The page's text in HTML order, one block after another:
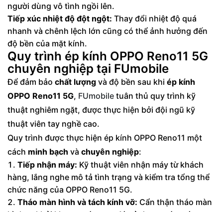
người dùng vô tình ngồi lên.
Tiếp xúc nhiệt độ đột ngột: Thay đổi nhiệt độ quá
nhanh và chênh lệch lớn cũng có thể ảnh hưởng đến
độ bền của mặt kính.
Quy trình ép kính OPPO Reno11 5G
chuyên nghiệp tại FUmobile
Để đảm bảo chất lượng và độ bền sau khi ép kính
OPPO Reno11 5G, FUmobile tuân thủ quy trình kỹ
thuật nghiêm ngặt, được thực hiện bởi đội ngũ kỹ
thuật viên tay nghề cao.
Quy trình được thực hiện ép kính OPPO Reno11 một
cách minh bạch và chuyên nghiệp:
Tiếp nhận máy: Kỹ thuật viên nhận máy từ khách
hàng, lắng nghe mô tả tình trạng và kiểm tra tổng thể
chức năng của OPPO Reno11 5G.
Tháo màn hình và tách kính vỡ: Cẩn thận tháo màn